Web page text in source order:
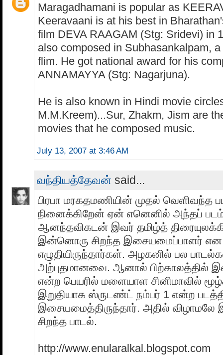
Maragadhamani is popular as
Keeravaani is at his best in
film DEVA RAAGAM (Stg: Sridevi) in
also composed in Subhasankalpam,
flim. He got national award for his
ANNAMAYYA (Stg: Nagarjuna).
He is also known in Hindi movie
M.M.Kreem)...Sur, Zhakm, Jism are
movies that he composed music.
July 13, 2007 at 3:46 AM
வந்தியத்தேவன் said...
பிரபா மரகதமணியின் முதல்
நினைக்கிறேன் ஏன் எனெனில் அந்தப்
ஆனந்தவிகடன் இவர் தமிழ்த்
இன்னொரு சிறந்த இசையமைப்பாளர் என
எழுதியிருந்தார்கள். அழகனில் பல
அற்புதமானவை. ஆனால் பிற்காலத்தில்
என்ற பெயரில் மளையாள சினிமாவில்
இறுதியாக ஸ்ருடண்ட் நம்பர் 1 என்ற
இசையமைத்திருந்தார். அதில் விழாமலே
சிறந்த பாடல்.
http://www.enularalkal.blogspot.com